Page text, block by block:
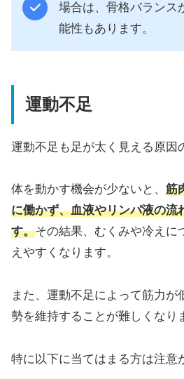
場合は、骨格バランス
能性もあります。
運動不足
運動不足も足が太く見える原因
体を動かす機会が少ないと、 筋
に働かず、血液やリンパ液の流
す。その結果、むくみや冷えに
えやすくなります。
また、運動不足によって筋力が
勢を維持することが難しくなり
特に以下に当てはまる方は注意